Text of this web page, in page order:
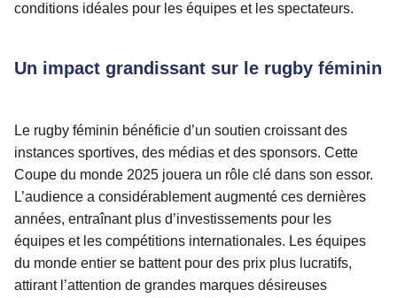
conditions idéales pour les équipes et les spectateurs.
Un impact grandissant sur le rugby féminin
Le rugby féminin bénéficie d’un soutien croissant des
instances sportives, des médias et des sponsors. Cette
Coupe du monde 2025 jouera un rôle clé dans son essor.
L’audience a considérablement augmenté ces dernières
années, entraînant plus d’investissements pour les
équipes et les compétitions internationales. Les équipes
du monde entier se battent pour des prix plus lucratifs,
attirant l’attention de grandes marques désireuses